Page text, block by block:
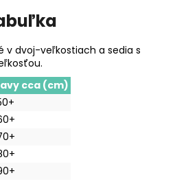
v dvoj-veľkostiach a sedia s
cca (cm)